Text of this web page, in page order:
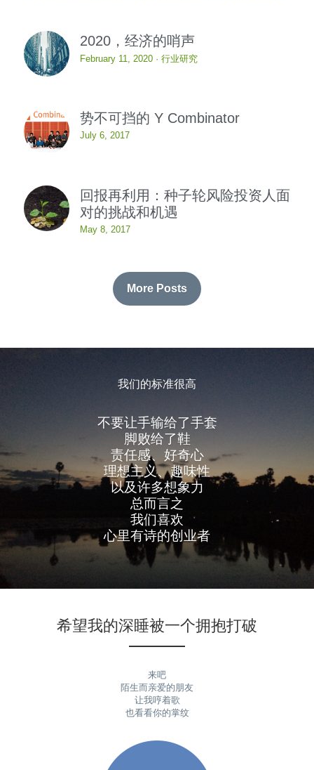
2020，经济的哨声
February 11, 2020 · 行业研究
势不可挡的 Y Combinator
July 6, 2017
回报再利用：种子轮风险投资人面
对的挑战和机遇
May 8, 2017
More Posts
我们的标准很高
不要让手输给了手套
脚败给了鞋
责任感、好奇心
理想主义、趣味性
以及许多想象力
总而言之
我们喜欢
心里有诗的创业者
希望我的深睡被一个拥抱打破
来吧
陌生而亲爱的朋友
让我哼着歌
也看看你的掌纹